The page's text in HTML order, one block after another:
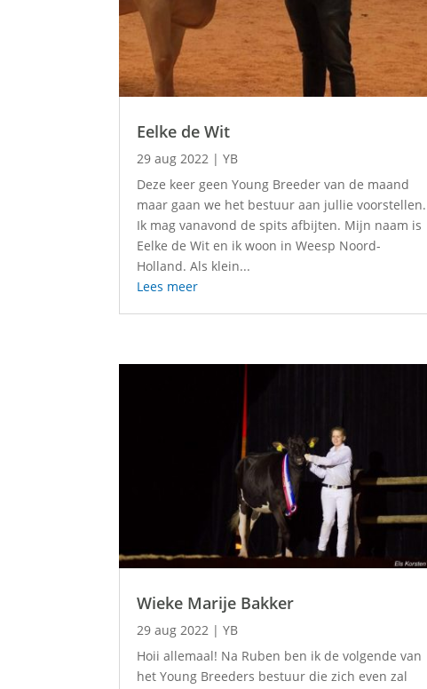
Eelke de Wit
29 aug 2022 |YB
Deze keer geen Young Breeder van de maand
maar gaan we het bestuur aan jullie voorstellen.
Ik mag vanavond de spits afbijten. Mijn naam is
Eelke de Wit en ik woon in Weesp Noord-
Holland. Als klein...
Lees meer
Wieke Marije Bakker
29 aug 2022 |YB
Hoii allemaal! Na Ruben ben ik de volgende van
het Young Breeders bestuur die zich even zal